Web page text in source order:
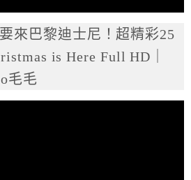
來巴黎迪士尼！超精彩25
is Here Full HD｜
毛毛